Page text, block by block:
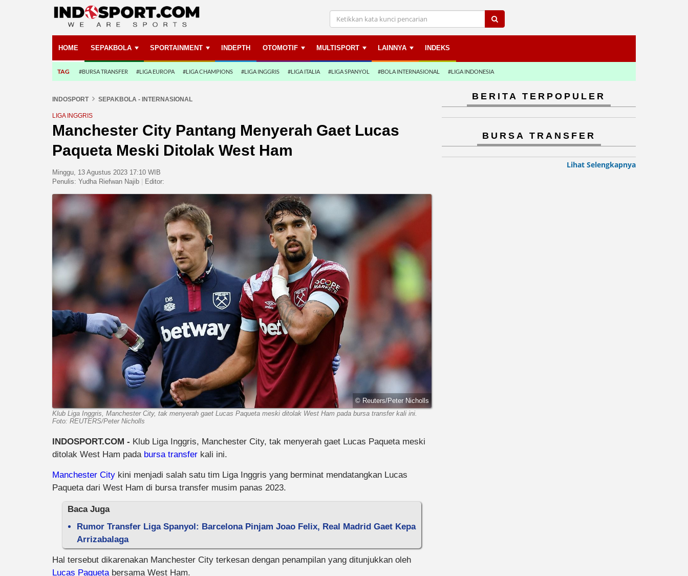
HOME SEPAKBOLA SPORTAINMENT INDEPTH OTOMOTIF MULTISPORT LAINNYA INDEKS
TAG #BURSA TRANSFER #LIGA EUROPA #LIGA CHAMPIONS #LIGA INGGRIS #LIGA ITALIA #LIGA SPANYOL #BOLA INTERNASIONAL #LIGA INDONESIA
INDOSPORT SEPAKBOLA - INTERNASIONAL
LIGA INGGRIS
Manchester City Pantang Menyerah Gaet Lucas
Paqueta Meski Ditolak West Ham
Minggu, 13 Agustus 2023 17:10 WIB
Penulis: Yudha Riefwan Najib Editor:
© Reuters/Peter Nicholls
Klub Liga Inggris, Manchester City, tak menyerah gaet Lucas Paqueta meski ditolak West Ham pada bursa transfer kali ini.
Foto: REUTERS/Peter Nicholls
INDOSPORT.COM - Klub Liga Inggris, Manchester City, tak menyerah gaet Lucas Paqueta meski
ditolak West Ham pada bursa transfer kali ini.
Manchester City kini menjadi salah satu tim Liga Inggris yang berminat mendatangkan Lucas
Paqueta dari West Ham di bursa transfer musim panas 2023.
Baca Juga
Rumor Transfer Liga Spanyol: Barcelona Pinjam Joao Felix, Real Madrid Gaet Kepa
Arrizabalaga
Hal tersebut dikarenakan Manchester City terkesan dengan penampilan yang ditunjukkan oleh
Lucas Paquetabersama West Ham.
BERITA TERPOPULER
BURSA TRANSFER
Lihat Selengkapnya